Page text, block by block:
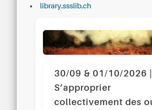
library.ssslib.ch
30/09 & 01/10/2026 |
S’approprier
collectivement des